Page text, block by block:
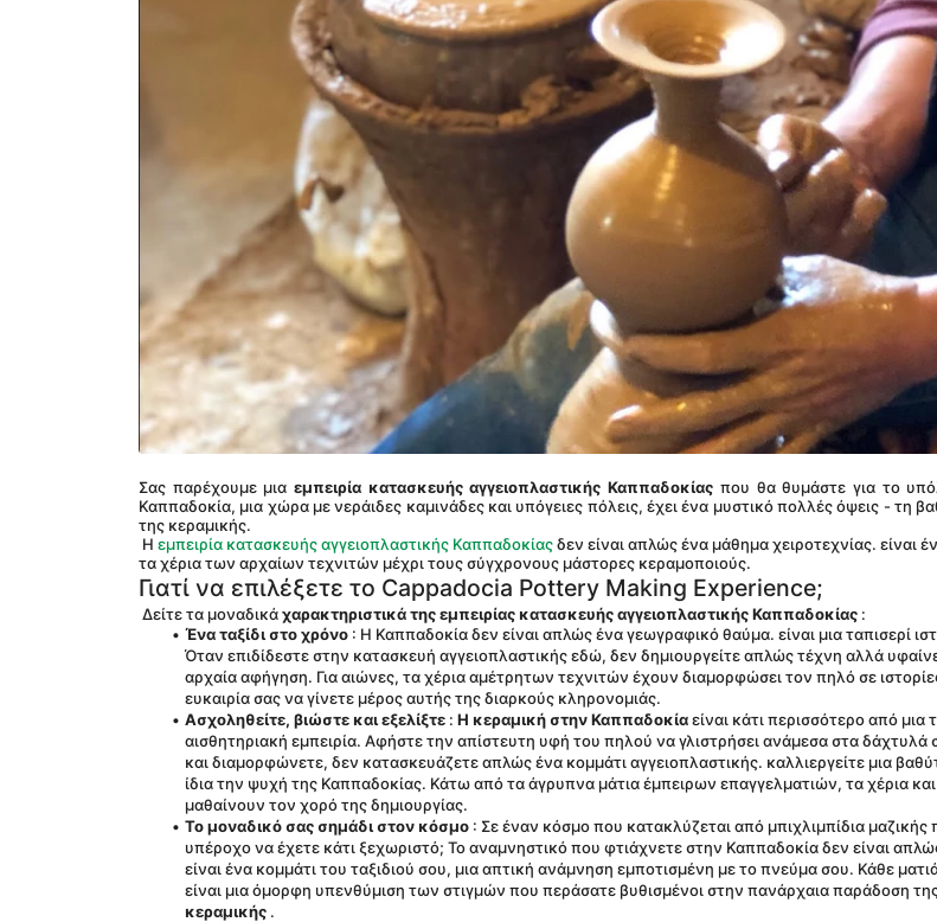
Σας παρέχουμε μια εμπειρία κατασκευής αγγειοπλαστικής Καππαδοκίας που θα θυμάστε για το
Καππαδοκία, μια χώρα με νεράιδες καμινάδες και υπόγειες πόλεις, έχει ένα μυστικό πολλές όψεις - τη
της κεραμικής.
Η εμπειρία κατασκευής αγγειοπλαστικής Καππαδοκίας δεν είναι απλώς ένα μάθημα χειροτεχνίας. είναι
τα χέρια των αρχαίων τεχνιτών μέχρι τους σύγχρονους μάστορες κεραμοποιούς.
Γιατί να επιλέξετε το Cappadocia Pottery Making Experience;
Δείτε τα μοναδικά χαρακτηριστικά της εμπειρίας κατασκευής αγγειοπλαστικής Καππαδοκίας :
Ένα ταξίδι στο χρόνο : Η Καππαδοκία δεν είναι απλώς ένα γεωγραφικό θαύμα. είναι μια ταπισερί
Όταν επιδίδεστε στην κατασκευή αγγειοπλαστικής εδώ, δεν δημιουργείτε απλώς τέχνη αλλά
αρχαία αφήγηση. Για αιώνες, τα χέρια αμέτρητων τεχνιτών έχουν διαμορφώσει τον πηλό σε
ευκαιρία σας να γίνετε μέρος αυτής της διαρκούς κληρονομιάς.
Ασχοληθείτε, βιώστε και εξελίξτε : Η κεραμική στην Καππαδοκία είναι κάτι περισσότερο από μια
αισθητηριακή εμπειρία. Αφήστε την απίστευτη υφή του πηλού να γλιστρήσει ανάμεσα στα δάχτυλά
και διαμορφώνετε, δεν κατασκευάζετε απλώς ένα κομμάτι αγγειοπλαστικής. καλλιεργείτε μια
ίδια την ψυχή της Καππαδοκίας. Κάτω από τα άγρυπνα μάτια έμπειρων επαγγελματιών, τα χέρια
μαθαίνουν τον χορό της δημιουργίας.
Το μοναδικό σας σημάδι στον κόσμο : Σε έναν κόσμο που κατακλύζεται από μπιχλιμπίδια μαζικής
υπέροχο να έχετε κάτι ξεχωριστό; Το αναμνηστικό που φτιάχνετε στην Καππαδοκία δεν είναι
είναι ένα κομμάτι του ταξιδιού σου, μια απτική ανάμνηση εμποτισμένη με το πνεύμα σου. Κάθε
είναι μια όμορφη υπενθύμιση των στιγμών που περάσατε βυθισμένοι στην πανάρχαια παράδοση
κεραμικής .